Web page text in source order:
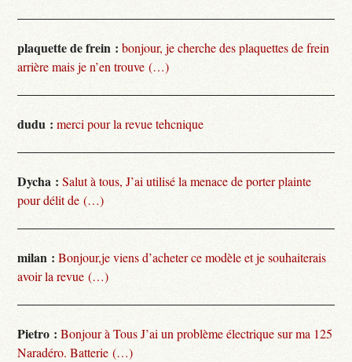
plaquette de frein : bonjour, je cherche des plaquettes de frein
arrière mais je n’en trouve (…)
dudu : merci pour la revue tehcnique
Dycha : Salut à tous, J’ai utilisé la menace de porter plainte
pour délit de (…)
milan : Bonjour,je viens d’acheter ce modèle et je souhaiterais
avoir la revue (…)
Pietro : Bonjour à Tous J’ai un problème électrique sur ma 125
Naradéro. Batterie (…)